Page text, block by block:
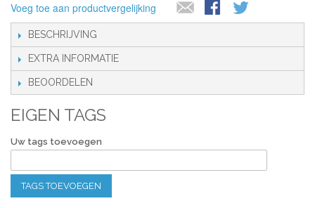
Voeg toe aan productvergelijking
BESCHRIJVING
EXTRA INFORMATIE
BEOORDELEN
EIGEN TAGS
Uw tags toevoegen
TAGS TOEVOEGEN